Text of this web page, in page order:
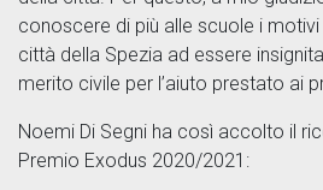
conoscere di più alle scuole i
città della Spezia ad essere
merito civile per l’aiuto prestato ai
Noemi Di Segni ha così accolto il
Premio Exodus 2020/2021: